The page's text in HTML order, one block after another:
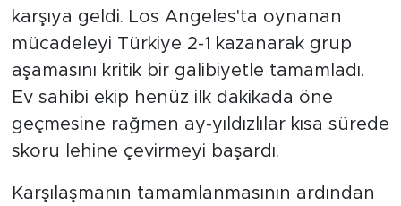
karşıya geldi. Los Angeles'ta oynanan
mücadeleyi Türkiye 2-1 kazanarak grup
aşamasını kritik bir galibiyetle tamamladı.
Ev sahibi ekip henüz ilk dakikada öne
geçmesine rağmen ay-yıldızlılar kısa sürede
skoru lehine çevirmeyi başardı.
Karşılaşmanın tamamlanmasının ardından